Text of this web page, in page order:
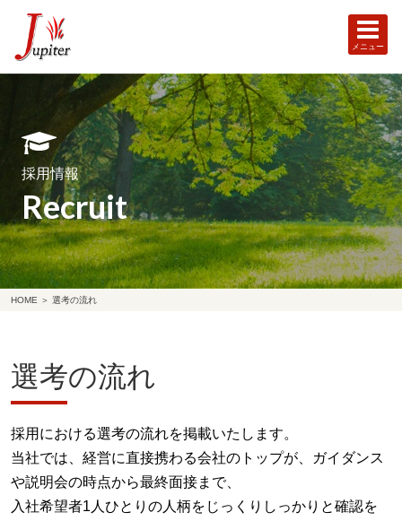
メニュー
採用情報
Recruit
HOME ＞ 選考の流れ
選考の流れ
採用における選考の流れを掲載いたします。
当社では、経営に直接携わる会社のトップが、ガイダンス
や説明会の時点から最終面接まで、
入社希望者1人ひとりの人柄をじっくりしっかりと確認を